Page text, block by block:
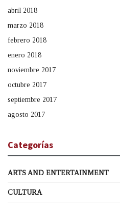
abril 2018
marzo 2018
febrero 2018
enero 2018
noviembre 2017
octubre 2017
septiembre 2017
agosto 2017
Categorías
ARTS AND ENTERTAINMENT
CULTURA